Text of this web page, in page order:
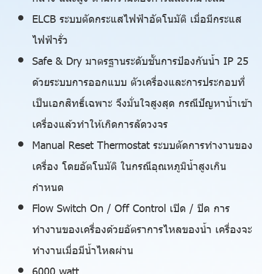
ELCB ระบบตัดกระแสไฟฟ้าอัตโนมัติ เมื่อมีกระแส
ไฟฟ้ารั่ว
Safe & Dry มาตรฐานระดับชั้นการป้องกันน้ำ IP 25
ด้วยระบบการออกแบบ ตัวเครื่องและการประกอบที่
เป็นเอกสิทธิ์เฉพาะ จึงมั่นใจสูงสุด กรณีปัญหาน้ำเข้า
เครื่องแล้วทำให้เกิดการลัดวงจร
Manual Reset Thermostat ระบบตัดการทำงานของ
เครื่อง โดยอัตโนมัติ ในกรณีอุณหภูมิน้ำสูงเกิน
กำหนด
Flow Switch On / Off Control เปิด / ปิด การ
ทำงานของเครื่องด้วยอัตราการไหลของน้ำ เครื่องจะ
ทำงานเมื่อมีน้ำไหลผ่าน
6000 watt